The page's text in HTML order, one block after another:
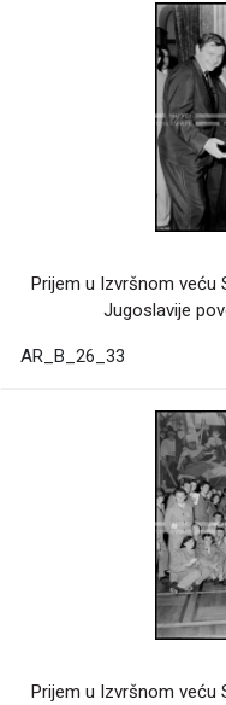
Prijem u Izvršnom veću
Jugoslavije
AR_B_26_33
Prijem u Izvršnom veću